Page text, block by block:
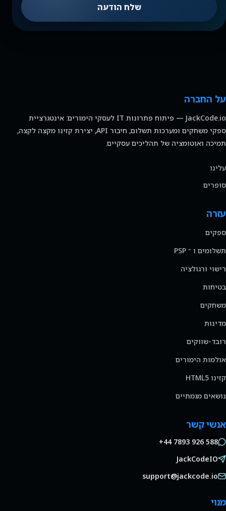
שלח הודעה
על החברה
JackCode.io — פיתוח פתרונות IT לעסקי הימורים: אינטגרציית
ספקי משחקים ומערכות תשלום, חיבור API, יצירת קזינו מקצה לקצה,
תמיכה ואוטומציה של תהליכים עסקיים.
עלינו
סופרים
עזרה
ספקים
תשלומים ו ־ PSP
רישוי ורגולציה
בטיחות
משחקים
מדינות
רובד-שווקים
אולמות הימורים
קזינו HTML5
נושאים מגמתיים
אנשי קשר
+44 7893 926 588
JackCodeIO
support@jackcode.io
מנוי